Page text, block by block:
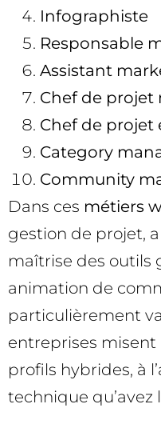
Infographiste
Responsable
Assistant
Chef de projet
Chef de projet
Category
Community
Dans ces métiers
gestion de projet,
maîtrise des outils
animation de
particulièrement
entreprises misent
profils hybrides, à
technique qu’avez